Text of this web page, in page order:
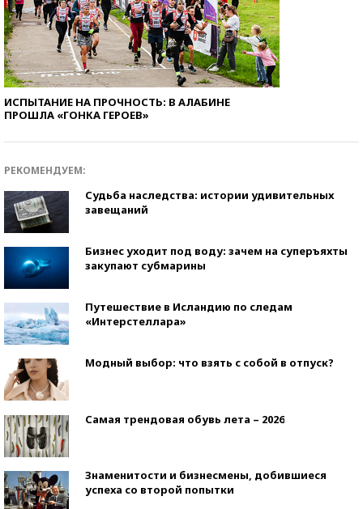
ИСПЫТАНИЕ НА ПРОЧНОСТЬ: В АЛАБИНЕ
ПРОШЛА «ГОНКА ГЕРОЕВ»
РЕКОМЕНДУЕМ:
Судьба наследства: истории удивительных
завещаний
Бизнес уходит под воду: зачем на суперъяхты
закупают субмарины
Путешествие в Исландию по следам
«Интерстеллара»
Модный выбор: что взять с собой в отпуск?
Самая трендовая обувь лета – 2026
Знаменитости и бизнесмены, добившиеся
успеха со второй попытки